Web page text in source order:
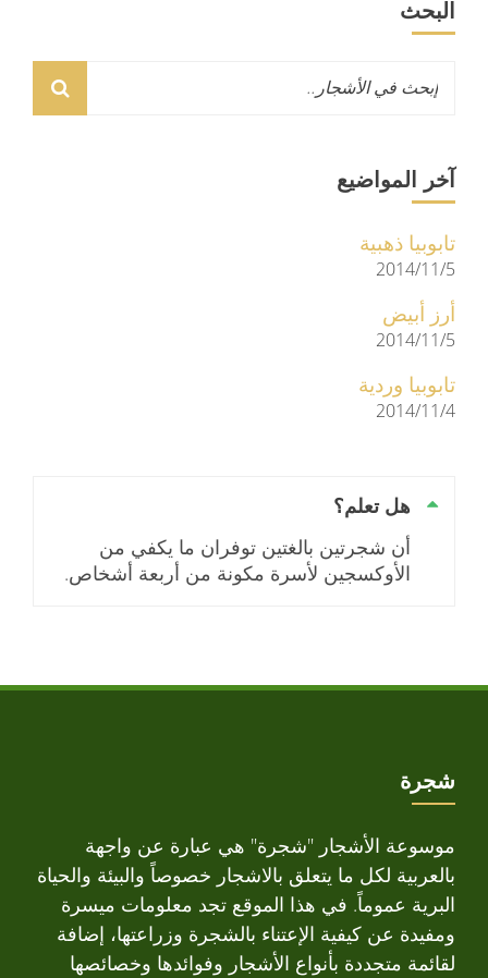
البحث
آخر المواضيع
تابوبيا ذهبية
2014/11/5
أرز أبيض
2014/11/5
تابوبيا وردية
2014/11/4
هل تعلم؟
أن شجرتين بالغتين توفران ما يكفي من
الأوكسجين لأسرة مكونة من أربعة أشخاص.
شجرة
موسوعة الأشجار "شجرة" هي عبارة عن واجهة
بالعربية لكل ما يتعلق بالاشجار خصوصاً والبيئة والحياة
البرية عموماً. في هذا الموقع تجد معلومات ميسرة
ومفيدة عن كيفية الإعتناء بالشجرة وزراعتها، إضافة
لقائمة متجددة بأنواع الأشجار وفوائدها وخصائصها